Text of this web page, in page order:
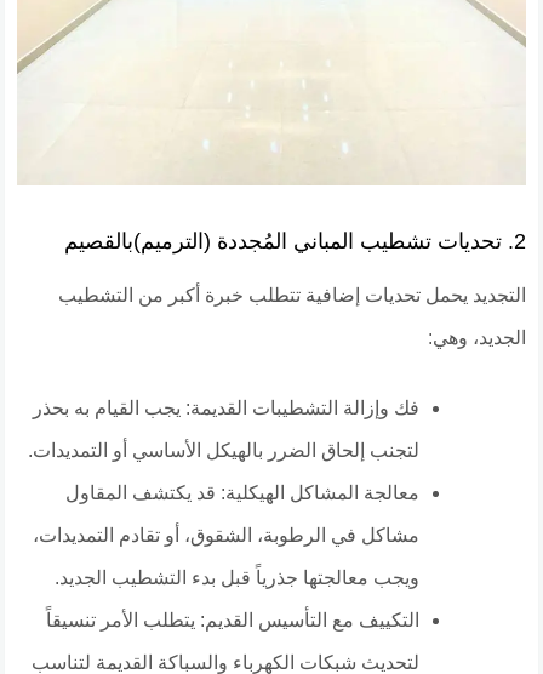
​2. تحديات تشطيب المباني المُجددة (الترميم)بالقصيم
​التجديد يحمل تحديات إضافية تتطلب خبرة أكبر من التشطيب
الجديد، وهي:
​فك وإزالة التشطيبات القديمة: يجب القيام به بحذر
لتجنب إلحاق الضرر بالهيكل الأساسي أو التمديدات.
​معالجة المشاكل الهيكلية: قد يكتشف المقاول
مشاكل في الرطوبة، الشقوق، أو تقادم التمديدات،
ويجب معالجتها جذرياً قبل بدء التشطيب الجديد.
​التكييف مع التأسيس القديم: يتطلب الأمر تنسيقاً
لتحديث شبكات الكهرباء والسباكة القديمة لتناسب